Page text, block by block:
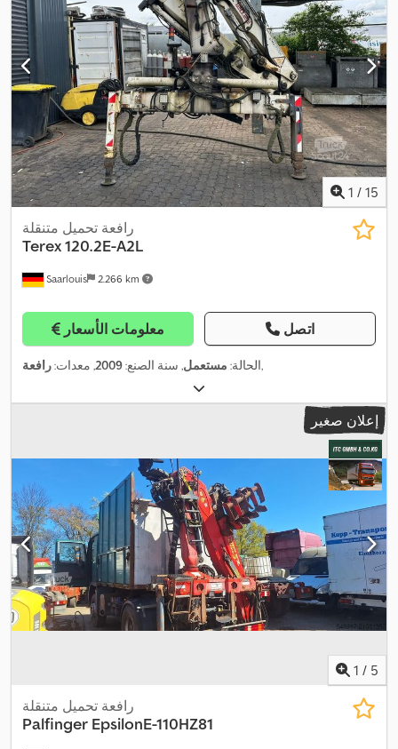
1 / 15
Saarlouis 2.266 km
رافعة تحميل متنقلة
Terex120.2E-A2L
معلومات الأسعار اتصل
الحالة: مستعمل, سنة الصنع:2009, معدات:رافعة ,
إعلان صغير
1 / 5
رافعة تحميل متنقلة
Palfinger EpsilonE-110HZ81